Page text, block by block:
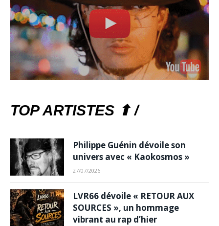
TOP ARTISTES ⬆ /
Philippe Guénin dévoile son
univers avec « Kaokosmos »
27/07/2026
LVR66 dévoile « RETOUR AUX
SOURCES », un hommage
vibrant au rap d’hier